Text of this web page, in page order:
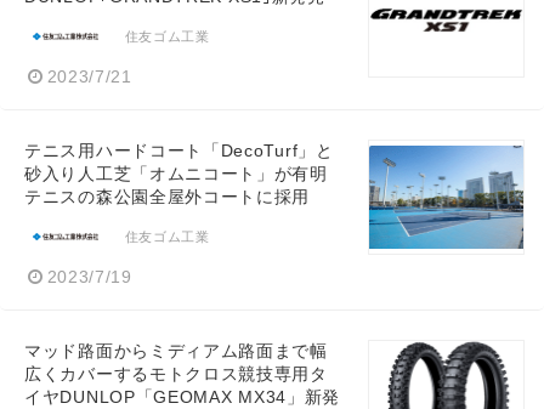
住友ゴム工業
2023/7/21
テニス用ハードコート「DecoTurf」と
砂入り人工芝「オムニコート」が有明
テニスの森公園全屋外コートに採用
住友ゴム工業
2023/7/19
マッド路面からミディアム路面まで幅
広くカバーするモトクロス競技専用タ
イヤDUNLOP「GEOMAX MX34」新発